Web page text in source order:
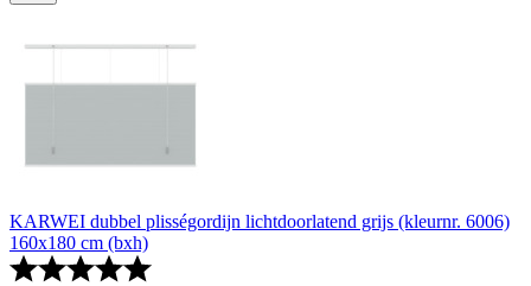
KARWEI dubbel plisségordijn lichtdoorlatend grijs (kleurnr. 6006)
160x180 cm (bxh)